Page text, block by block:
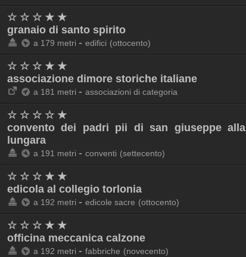
☆ ☆ ☆ ★ ★
granaio di santo spirito
a 179 metri - edifici (ottocento)
☆ ☆ ☆ ★ ★
associazione dimore storiche italiane
a 181 metri - associazioni di categoria
☆ ☆ ☆ ☆ ★
convento dei padri pii di san giuseppe alla
lungara
a 191 metri - conventi (settecento)
☆ ☆ ☆ ★ ★
edicola al collegio torlonia
a 192 metri - edicole sacre (ottocento)
☆ ☆ ☆ ★ ★
officina meccanica calzone
a 192 metri - fabbriche (novecento)